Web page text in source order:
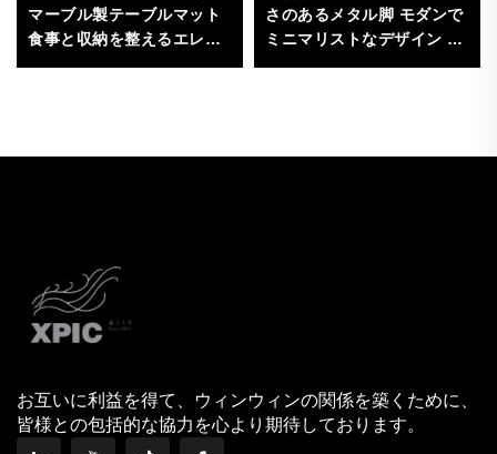
マーブル製テーブルマット
食事と収納を整えるエレガ
さのあるメタル脚 モダンで
ミニマリストなデザイン リ
お互いに利益を得て、ウィンウィンの関係を築くために、
皆様との包括的な協力を心より期待しております。